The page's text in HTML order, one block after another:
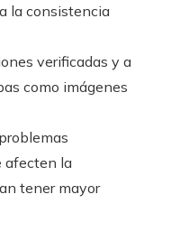
la consistencia
verificadas y a
como imágenes
afecten la
tener mayor